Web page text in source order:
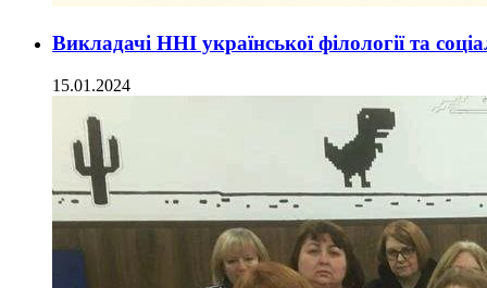
Викладачі ННІ української філології та
15.01.2024